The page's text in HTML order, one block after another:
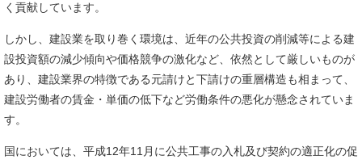
く貢献しています。
しかし、建設業を取り巻く環境は、近年の公共投資の削減等による建
設投資額の減少傾向や価格競争の激化など、依然として厳しいものが
あり、建設業界の特徴である元請けと下請けの重層構造も相まって、
建設労働者の賃金・単価の低下など労働条件の悪化が懸念されていま
す。
国においては、平成12年11月に公共工事の入札及び契約の適正化の促